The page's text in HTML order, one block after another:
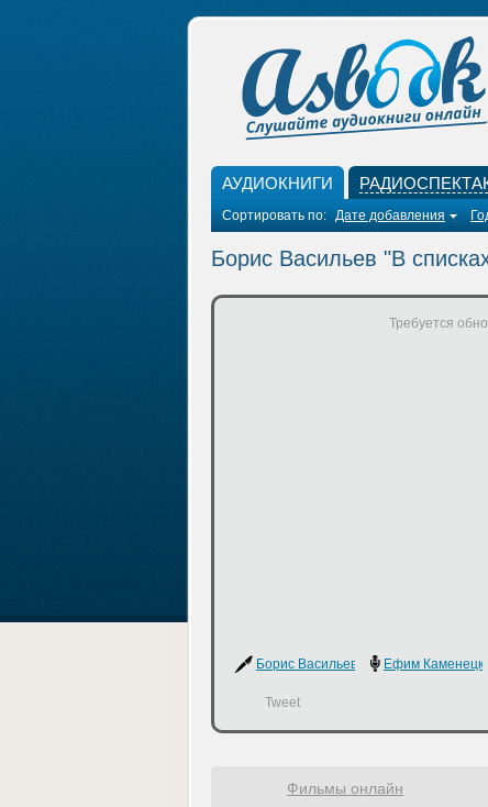
АУДИОКНИГИ
Сортировать по: Дате добавления
Борис Васильев "В
Требуется
Борис Васильев Ефим
Tweet
Фильмы онлайн